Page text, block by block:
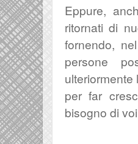
Eppure,
ritornati di
fornendo,
persone
per far
bisogno di